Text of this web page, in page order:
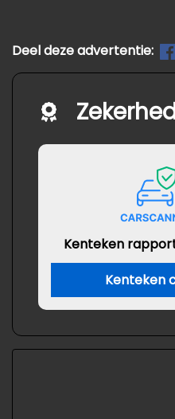
Deel deze advertentie:
Kenteken
Kenteken